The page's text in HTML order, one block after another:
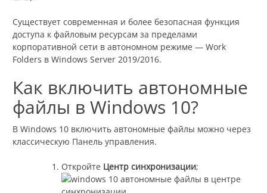
Существует современная и более безопасная функция
доступа к файловым ресурсам за пределами
корпоративной сети в автономном режиме — Work
Folders в Windows Server 2019/2016.
Как включить автономные
файлы в Windows 10?
В Windows 10 включить автономные файлы можно через
классическую Панель управления.
Откройте Центр синхронизации;